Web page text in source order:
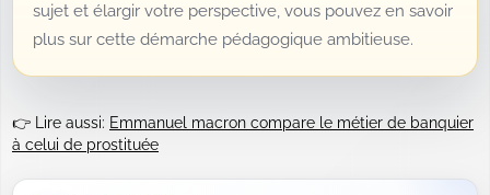
sujet et élargir votre perspective, vous pouvez en savoir
plus sur cette démarche pédagogique ambitieuse.
👉 Lire aussi: Emmanuel macron compare le métier de banquier
à celui de prostituée